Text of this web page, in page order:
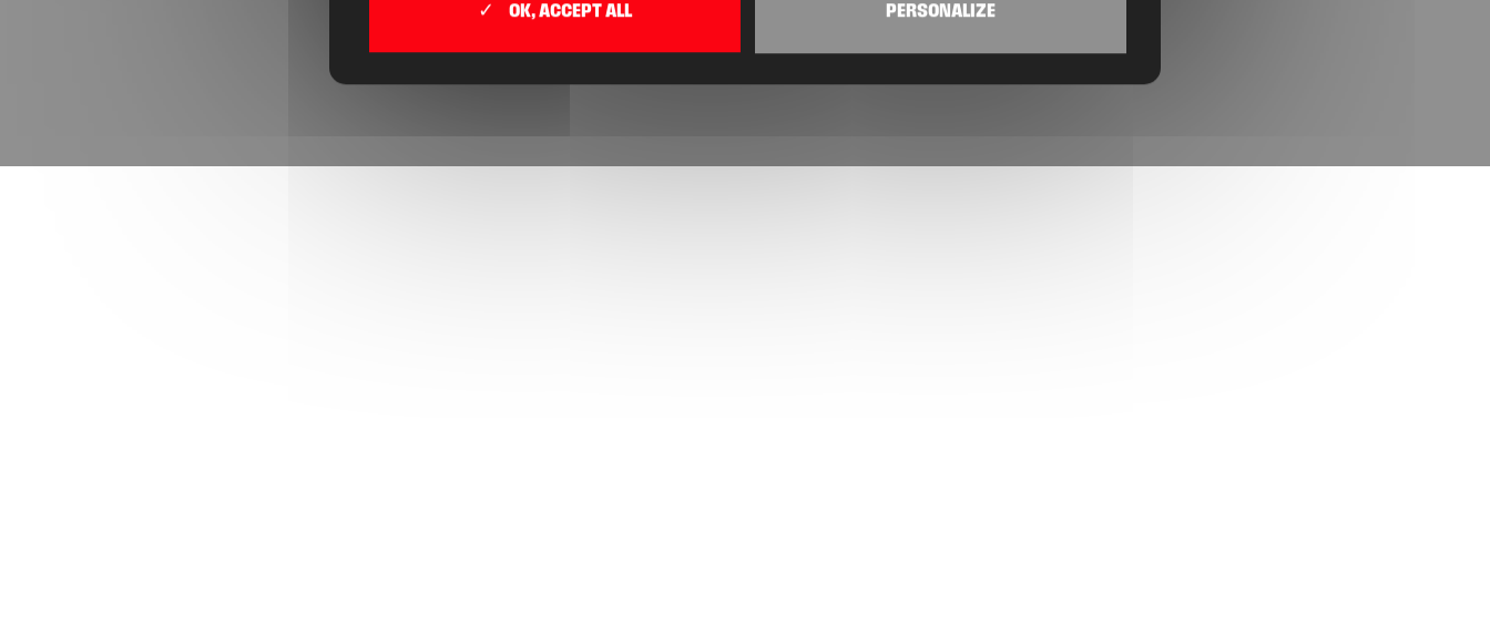
Boutique
Billetterie
OK, ACCEPT ALL PERSONALIZE